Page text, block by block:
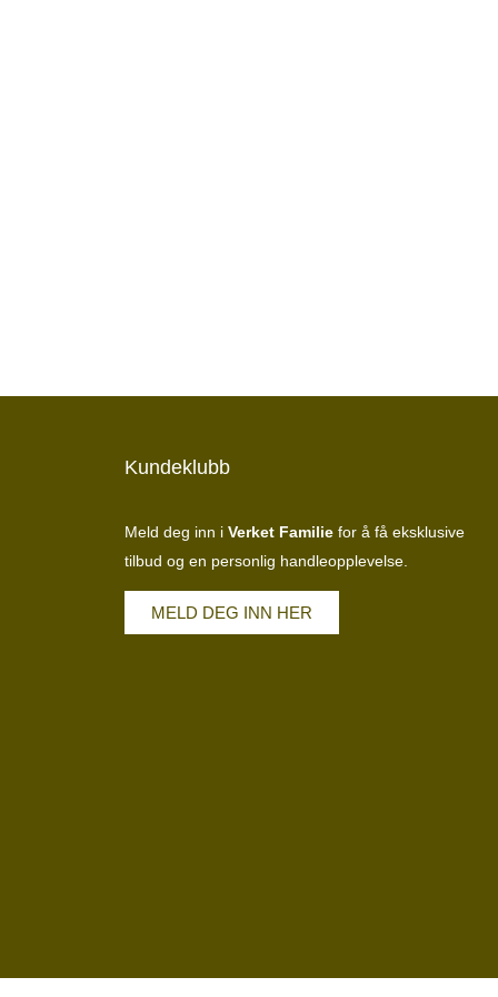
Kundeklubb
Meld deg inn i Verket Familie for å få eksklusive
tilbud og en personlig handleopplevelse.
MELD DEG INN HER